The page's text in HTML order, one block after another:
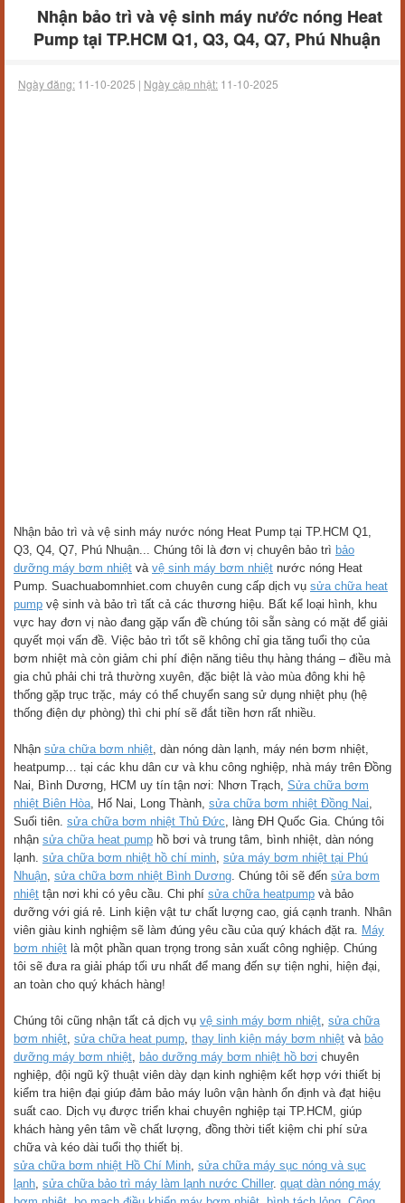
Nhận bảo trì và vệ sinh máy nước nóng Heat
Pump tại TP.HCM Q1, Q3, Q4, Q7, Phú Nhuận
Ngày đăng: 11-10-2025 | Ngày cập nhật: 11-10-2025
Nhận bảo trì và vệ sinh máy nước nóng Heat Pump tại TP.HCM Q1,
Q3, Q4, Q7, Phú Nhuận... Chúng tôi là đơn vị chuyên bảo trì bảo
dưỡng máy bơm nhiệt và vệ sinh máy bơm nhiệt nước nóng Heat
Pump. Suachuabomnhiet.com chuyên cung cấp dịch vụ sửa chữa heat
pump vệ sinh và bảo trì tất cả các thương hiệu. Bất kể loại hình, khu
vực hay đơn vị nào đang gặp vấn đề chúng tôi sẵn sàng có mặt để giải
quyết mọi vấn đề. Việc bảo trì tốt sẽ không chỉ gia tăng tuổi thọ của
bơm nhiệt mà còn giảm chi phí điện năng tiêu thụ hàng tháng – điều mà
gia chủ phải chi trả thường xuyên, đặc biệt là vào mùa đông khi hệ
thống gặp trục trặc, máy có thể chuyển sang sử dụng nhiệt phụ (hệ
thống điện dự phòng) thì chi phí sẽ đắt tiền hơn rất nhiều.
Nhận sửa chữa bơm nhiệt, dàn nóng dàn lạnh, máy nén bơm nhiệt,
heatpump… tại các khu dân cư và khu công nghiệp, nhà máy trên Đồng
Nai, Bình Dương, HCM uy tín tận nơi: Nhơn Trạch, Sửa chữa bơm
nhiệt Biên Hòa, Hố Nai, Long Thành, sửa chữa bơm nhiệt Đồng Nai,
Suối tiên. sửa chữa bơm nhiệt Thủ Đức, làng ĐH Quốc Gia. Chúng tôi
nhận sửa chữa heat pump hồ bơi và trung tâm, bình nhiệt, dàn nóng
lạnh. sửa chữa bơm nhiệt hồ chí minh, sửa máy bơm nhiệt tại Phú
Nhuận, sửa chữa bơm nhiệt Bình Dương. Chúng tôi sẽ đến sửa bơm
nhiệt tận nơi khi có yêu cầu. Chi phí sửa chữa heatpump và bảo
dưỡng với giá rẻ. Linh kiện vật tư chất lượng cao, giá cạnh tranh. Nhân
viên giàu kinh nghiệm sẽ làm đúng yêu cầu của quý khách đặt ra. Máy
bơm nhiệt là một phần quan trọng trong sản xuất công nghiệp. Chúng
tôi sẽ đưa ra giải pháp tối ưu nhất để mang đến sự tiện nghi, hiện đại,
an toàn cho quý khách hàng!
Chúng tôi cũng nhận tất cả dịch vụ vệ sinh máy bơm nhiệt, sửa chữa
bơm nhiệt, sửa chữa heat pump, thay linh kiện máy bơm nhiệt và bảo
dưỡng máy bơm nhiệt, bảo dưỡng máy bơm nhiệt hồ bơi chuyên
nghiệp, đội ngũ kỹ thuật viên dày dạn kinh nghiệm kết hợp với thiết bị
kiểm tra hiện đại giúp đảm bảo máy luôn vận hành ổn định và đạt hiệu
suất cao. Dịch vụ được triển khai chuyên nghiệp tại TP.HCM, giúp
khách hàng yên tâm về chất lượng, đồng thời tiết kiệm chi phí sửa
chữa và kéo dài tuổi thọ thiết bị.
sửa chữa bơm nhiệt Hồ Chí Minh, sửa chữa máy sục nóng và sục
lạnh, sửa chữa bảo trì máy làm lạnh nước Chiller. quạt dàn nóng máy